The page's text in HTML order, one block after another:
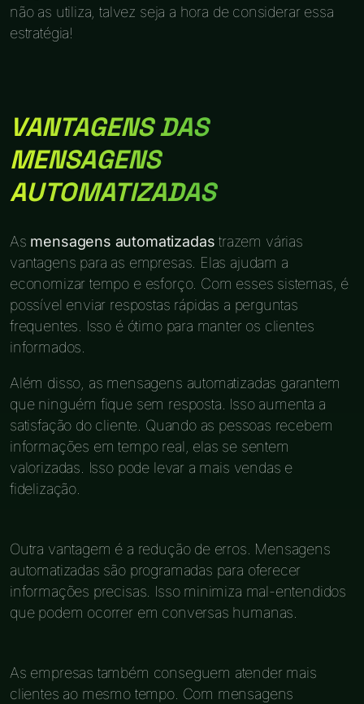
não as utiliza, talvez seja a hora de considerar essa
estratégia!
VANTAGENS DAS
MENSAGENS
AUTOMATIZADAS
As mensagens automatizadas trazem várias
vantagens para as empresas. Elas ajudam a
economizar tempo e esforço. Com esses sistemas, é
possível enviar respostas rápidas a perguntas
frequentes. Isso é ótimo para manter os clientes
informados.
Além disso, as mensagens automatizadas garantem
que ninguém fique sem resposta. Isso aumenta a
satisfação do cliente. Quando as pessoas recebem
informações em tempo real, elas se sentem
valorizadas. Isso pode levar a mais vendas e
fidelização.
Outra vantagem é a redução de erros. Mensagens
automatizadas são programadas para oferecer
informações precisas. Isso minimiza mal-entendidos
que podem ocorrer em conversas humanas.
As empresas também conseguem atender mais
clientes ao mesmo tempo. Com mensagens